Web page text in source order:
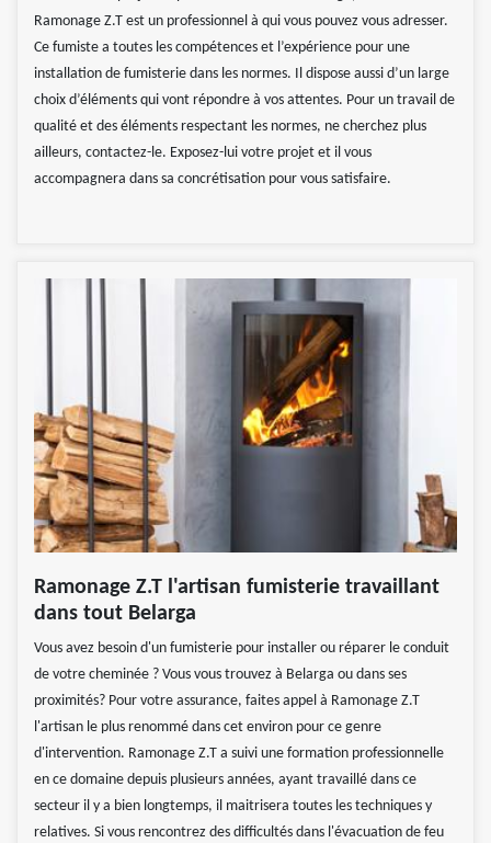
Ramonage Z.T est un professionnel à qui vous pouvez vous adresser.
Ce fumiste a toutes les compétences et l’expérience pour une
installation de fumisterie dans les normes. Il dispose aussi d’un large
choix d’éléments qui vont répondre à vos attentes. Pour un travail de
qualité et des éléments respectant les normes, ne cherchez plus
ailleurs, contactez-le. Exposez-lui votre projet et il vous
accompagnera dans sa concrétisation pour vous satisfaire.
Ramonage Z.T l'artisan fumisterie travaillant
dans tout Belarga
Vous avez besoin d'un fumisterie pour installer ou réparer le conduit
de votre cheminée ? Vous vous trouvez à Belarga ou dans ses
proximités? Pour votre assurance, faites appel à Ramonage Z.T
l'artisan le plus renommé dans cet environ pour ce genre
d'intervention. Ramonage Z.T a suivi une formation professionnelle
en ce domaine depuis plusieurs années, ayant travaillé dans ce
secteur il y a bien longtemps, il maitrisera toutes les techniques y
relatives. Si vous rencontrez des difficultés dans l'évacuation de feu